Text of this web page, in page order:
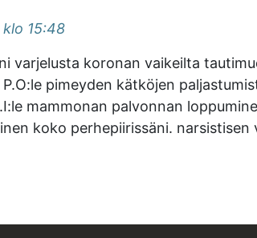
15:48
varjelusta koronan vaikeilta
pimeyden kätköjen
mammonan palvonnan
koko perhepiirissäni.